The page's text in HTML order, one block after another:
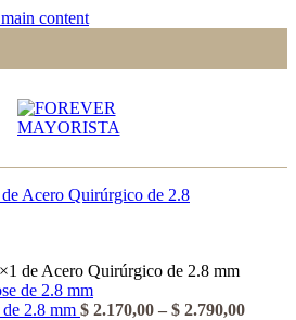
content
de Acero Quirúrgico de 2.8 mm
2.8 mm $ 2.170,00 – $ 2.790,00Rango